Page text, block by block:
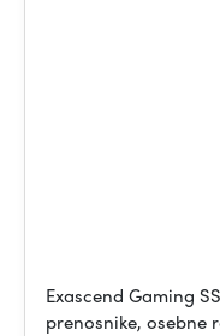
Exascend Gaming
prenosnike, osebne